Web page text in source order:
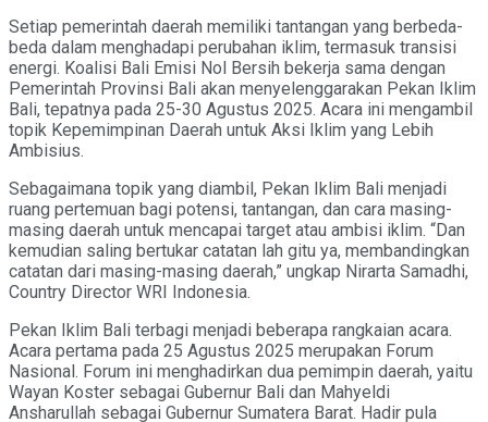
Setiap pemerintah daerah memiliki tantangan yang berbeda-
beda dalam menghadapi perubahan iklim, termasuk transisi
energi. Koalisi Bali Emisi Nol Bersih bekerja sama dengan
Pemerintah Provinsi Bali akan menyelenggarakan Pekan Iklim
Bali, tepatnya pada 25-30 Agustus 2025. Acara ini mengambil
topik Kepemimpinan Daerah untuk Aksi Iklim yang Lebih
Ambisius.
Sebagaimana topik yang diambil, Pekan Iklim Bali menjadi
ruang pertemuan bagi potensi, tantangan, dan cara masing-
masing daerah untuk mencapai target atau ambisi iklim. “Dan
kemudian saling bertukar catatan lah gitu ya, membandingkan
catatan dari masing-masing daerah,” ungkap Nirarta Samadhi,
Country Director WRI Indonesia.
Pekan Iklim Bali terbagi menjadi beberapa rangkaian acara.
Acara pertama pada 25 Agustus 2025 merupakan Forum
Nasional. Forum ini menghadirkan dua pemimpin daerah, yaitu
Wayan Koster sebagai Gubernur Bali dan Mahyeldi
Ansharullah sebagai Gubernur Sumatera Barat. Hadir pula